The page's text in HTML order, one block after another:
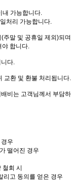
내 가능합니다.
처리 가능합니다.
주말 및 공휴일 제외)되며
야 합니다.
다.
교환 및 환불 처리됩니다.
비는 고객님께서 부담하
우
떨어진 경우
회 시
리고 동의를 얻은 경우